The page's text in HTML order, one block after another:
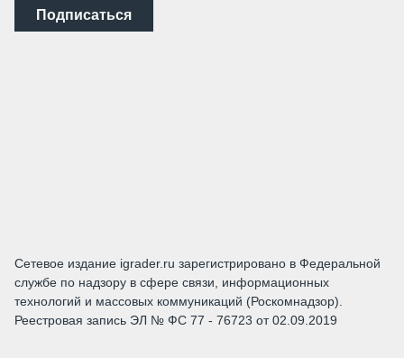
Подписаться
Сетевое издание igrader.ru зарегистрировано в Федеральной
службе по надзору в сфере связи, информационных
технологий и массовых коммуникаций (Роскомнадзор).
Реестровая запись ЭЛ № ФС 77 - 76723 от 02.09.2019